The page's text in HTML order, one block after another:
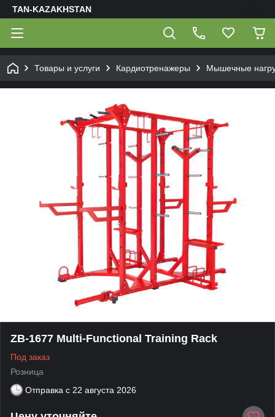
TAN-KAZAKHSTAN
Товары и услуги Кардиотренажеры Мышечные
ZB-1677 Multi-Functional Training Rack
Под заказ
Розница
Отправка с 22 августа 2026